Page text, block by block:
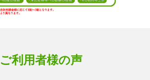
ご利用者様の声